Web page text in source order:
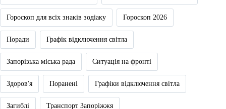
Гороскоп для всіх знаків зодіаку Гороскоп 2026
Поради Графік відключення світла
Запорізька міська рада Ситуація на фронті
Здоров'я Поранені Графіки відключення світла
Загиблі Транспорт Запоріжжя